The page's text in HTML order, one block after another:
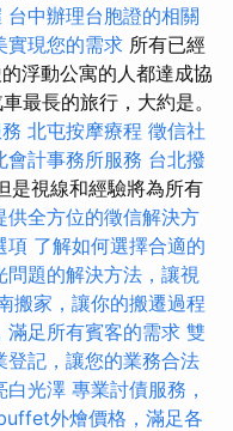
台中辦理台胞證的相關
實現您的需求 所有已經
浮動公寓的人都達成協
最長的旅行，大約是。
北屯按摩療程 徵信社
會計事務所服務 台北撥
是視線和經驗將為所有
供全方位的徵信解決方
項 了解如何選擇合適的
問題的解決方法，讓視
搬家，讓你的搬遷過程
滿足所有賓客的需求 雙
登記，讓您的業務合法
白光澤 專業討債服務，
外燴價格，滿足各